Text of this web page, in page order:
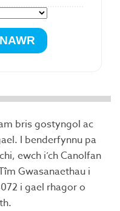
bris gostyngol ac
I benderfynnu pa
ewch i’ch Canolfan
Gwasanaethau i
i gael rhagor o